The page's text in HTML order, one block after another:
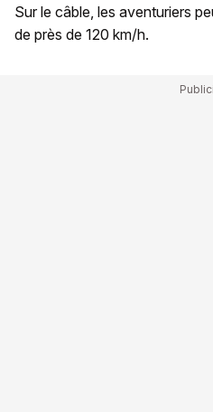
Sur le câble, les aventuriers
de près de 120 km/h.